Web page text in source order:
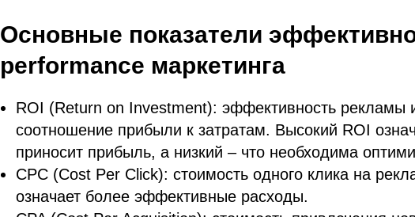
Основные показатели
performance маркетинга
ROI (Return on Investment): эффективность рекламы
соотношение прибыли к затратам. Высокий ROI
приносит прибыль, а низкий – что необходима
CPC (Cost Per Click): стоимость одного клика на
означает более эффективные расходы.